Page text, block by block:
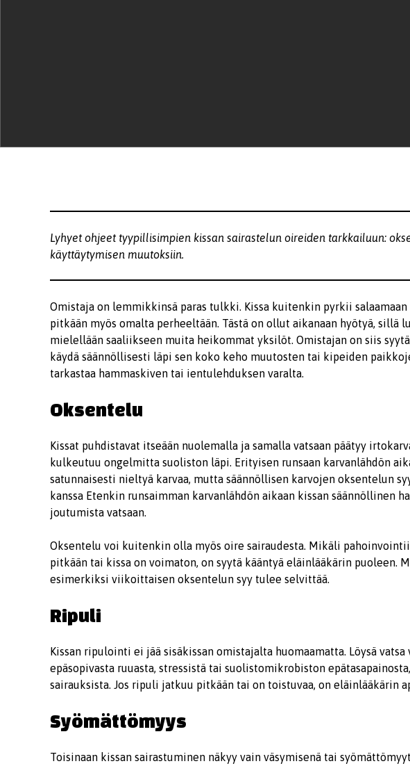
Lyhyet ohjeet tyypillisimpien kissan sairastelun oireiden tarkkailuun:
käyttäytymisen muutoksiin.
Omistaja on lemmikkinsä paras tulkki. Kissa kuitenkin pyrkii
pitkään myös omalta perheeltään. Tästä on ollut aikanaan hyötyä, sillä
mielellään saaliikseen muita heikommat yksilöt. Omistajan on siis
käydä säännöllisesti läpi sen koko keho muutosten tai kipeiden
tarkastaa hammaskiven tai ientulehduksen varalta.
Oksentelu
Kissat puhdistavat itseään nuolemalla ja samalla vatsaan päätyy
kulkeutuu ongelmitta suoliston läpi. Erityisen runsaan karvanlähdön
satunnaisesti nieltyä karvaa, mutta säännöllisen karvojen oksentelun
kanssa Etenkin runsaimman karvanlähdön aikaan kissan säännöllinen
joutumista vatsaan.
Oksentelu voi kuitenkin olla myös oire sairaudesta. Mikäli
pitkään tai kissa on voimaton, on syytä kääntyä eläinlääkärin puoleen.
esimerkiksi viikoittaisen oksentelun syy tulee selvittää.
Ripuli
Kissan ripulointi ei jää sisäkissan omistajalta huomaamatta. Löysä
epäsopivasta ruuasta, stressistä tai suolistomikrobiston
sairauksista. Jos ripuli jatkuu pitkään tai on toistuvaa, on eläinlääkärin
Syömättömyys
Toisinaan kissan sairastuminen näkyy vain väsymisenä tai